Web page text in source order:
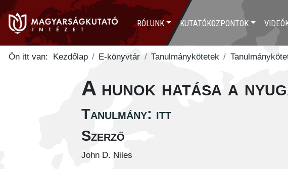
RÓLUNK KUTATÓKÖZPONTOK
Ön itt van:
Kezdőlap E-könyvtár Tanulmánykötetek
A hunok hatása a
Tanulmány: itt
Szerző
John D. Niles